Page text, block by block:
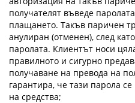
получателят въведе
плащането. Такъв паричен
анулиран (отменен), след
паролата. Клиентът носи
правилното и сигурно
получаване на превода на
гарантира, че тази парола
на средства;